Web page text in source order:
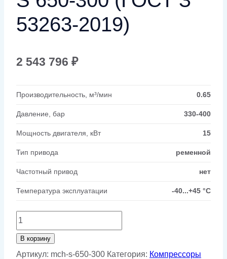
53263-2019)
2 543 796 ₽
Производительность, м³/мин 0.65
Давление, бар 330-400
Мощность двигателя, кВт 15
Тип привода ременной
Частотный привод нет
Температура эксплуатации -40...+45 °C
Количество
товара
Компрессор
В корзину
Артикул: mch-s-650-300 Категория: Компрессоры